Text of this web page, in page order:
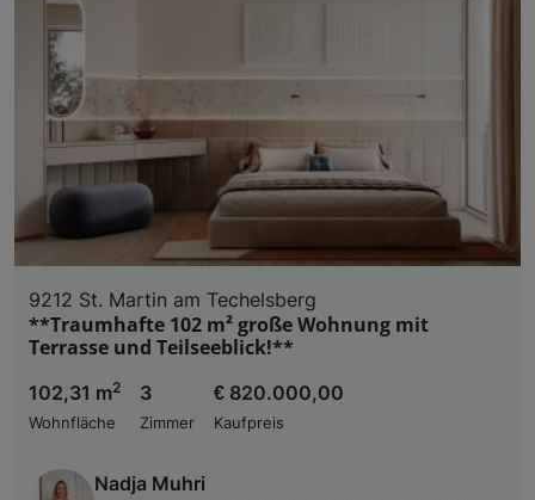
9212 St. Martin am Techelsberg
**Traumhafte 102 m² große Wohnung mit
Terrasse und Teilseeblick!**
102,31 m2
Wohnfläche
3
Zimmer
€ 820.000,00
Kaufpreis
Nadja Muhri